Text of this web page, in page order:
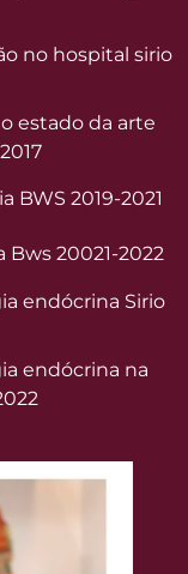
no hospital sirio
estado da arte
BWS 2019-2021
20021-2022
endócrina Sirio
endócrina na